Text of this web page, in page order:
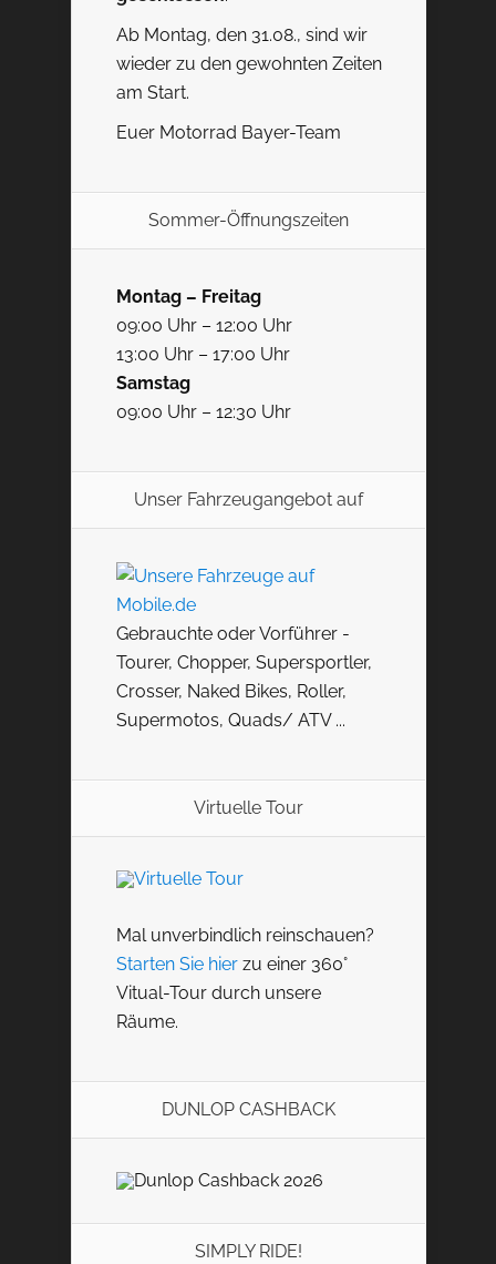
Ab Montag, den 31.08., sind wir
wieder zu den gewohnten Zeiten
am Start.
Euer Motorrad Bayer-Team
Sommer-Öffnungszeiten
Montag – Freitag
09:00 Uhr – 12:00 Uhr
13:00 Uhr – 17:00 Uhr
Samstag
09:00 Uhr – 12:30 Uhr
Unser Fahrzeugangebot auf
Gebrauchte oder Vorführer -
Tourer, Chopper, Supersportler,
Crosser, Naked Bikes, Roller,
Supermotos, Quads/ ATV ...
Virtuelle Tour
Mal unverbindlich reinschauen?
Starten Sie hier zu einer 360°
Vitual-Tour durch unsere
Räume.
DUNLOP CASHBACK
SIMPLY RIDE!